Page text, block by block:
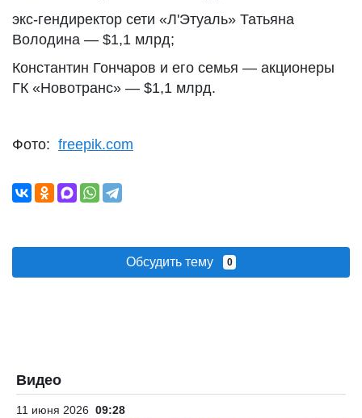
экс-гендиректор сети «Л'Этуаль» Татьяна
Володина — $1,1 млрд;
Константин Гончаров и его семья — акционеры
ГК «Новотранс» — $1,1 млрд.
Фото: freepik.com
Обсудить тему 0
Видео
11 июня 2026 09:28